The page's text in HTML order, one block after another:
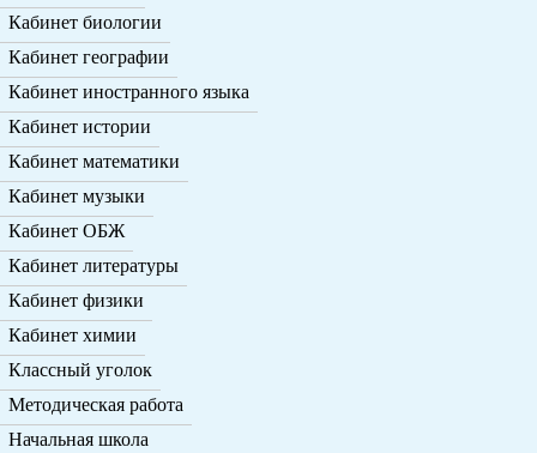
Кабинет биологии
Кабинет географии
Кабинет иностранного языка
Кабинет истории
Кабинет математики
Кабинет музыки
Кабинет ОБЖ
Кабинет литературы
Кабинет физики
Кабинет химии
Классный уголок
Методическая работа
Начальная школа